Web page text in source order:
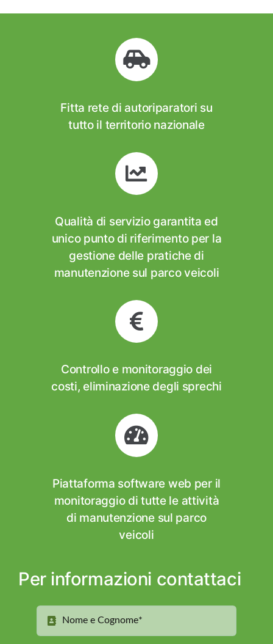
Fitta rete di autoriparatori su
tutto il territorio nazionale
Qualità di servizio garantita ed
unico punto di riferimento per la
gestione delle pratiche di
manutenzione sul parco veicoli
Controllo e monitoraggio dei
costi, eliminazione degli sprechi
Piattaforma software web per il
monitoraggio di tutte le attività
di manutenzione sul parco
veicoli
Per informazioni contattaci